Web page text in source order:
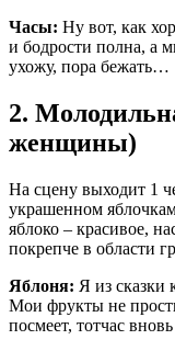
Часы: Ну вот, как
и бодрости полна, а
ухожу, пора бежать…
2.
женщины)
На сцену выходит 1
украшенном
яблоко – красивое,
покрепче в области
Яблоня: Я из сказки
Мои фрукты не
посмеет, тотчас